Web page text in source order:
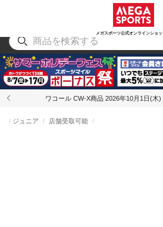
メガスポーツ公式オンラインショ
アウトドア
ワコール CW-X商品 2026年10月1日(木
ジュニア 店舗受取可能